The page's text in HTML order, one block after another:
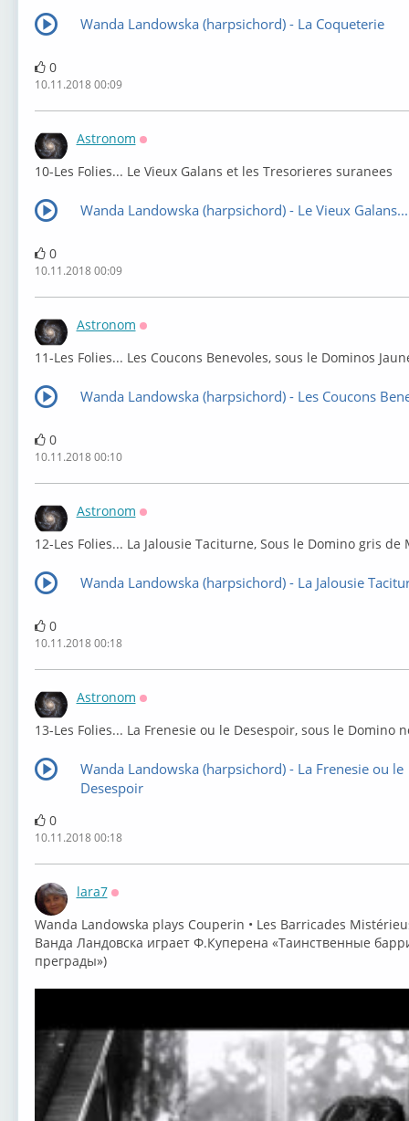
Wanda Landowska (harpsichord) - La Coqueterie
0
10.11.2018 00:09
Astronom
⁣10-Les Folies... Le Vieux Galans et les Tresorieres suranees
Wanda Landowska (harpsichord) - Le Vieux Galans...
0
10.11.2018 00:09
Astronom
⁣11-Les Folies... Les Coucons Benevoles, sous le Dominos
Wanda Landowska (harpsichord) - Les Coucons
0
10.11.2018 00:10
Astronom
⁣12-Les Folies... La Jalousie Taciturne, Sous le Domino gris de
Wanda Landowska (harpsichord) - La Jalousie
0
10.11.2018 00:18
Astronom
⁣13-Les Folies... La Frenesie ou le Desespoir, sous le Domino
Wanda Landowska (harpsichord) - La Frenesie ou le
Desespoir
0
10.11.2018 00:18
lara7
Wanda Landowska plays Couperin • Les Barricades
Ванда Ландовска играет Ф.Куперена «Таинственные
преграды»)